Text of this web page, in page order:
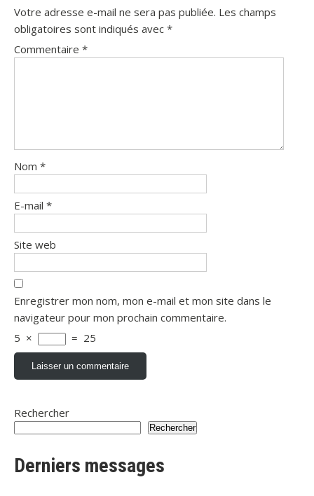
Votre adresse e-mail ne sera pas publiée. Les champs
obligatoires sont indiqués avec *
Commentaire *
Nom *
E-mail *
Site web
Enregistrer mon nom, mon e-mail et mon site dans le
navigateur pour mon prochain commentaire.
5 × = 25
Rechercher
Rechercher
Derniers messages